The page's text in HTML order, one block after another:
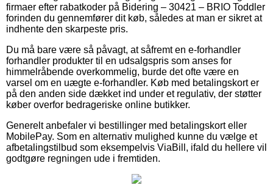
firmaer efter rabatkoder på Bidering – 30421 – BRIO Toddler
forinden du gennemfører dit køb, således at man er sikret at
indhente den skarpeste pris.
Du må bare være så påvagt, at såfremt en e-forhandler
forhandler produkter til en udsalgspris som anses for
himmelråbende overkommelig, burde det ofte være en
varsel om en uægte e-forhandler. Køb med betalingskort er
på den anden side dækket ind under et regulativ, der støtter
køber overfor bedrageriske online butikker.
Generelt anbefaler vi bestillinger med betalingskort eller
MobilePay. Som en alternativ mulighed kunne du vælge et
afbetalingstilbud som eksempelvis ViaBill, ifald du hellere vil
godtgøre regningen ude i fremtiden.